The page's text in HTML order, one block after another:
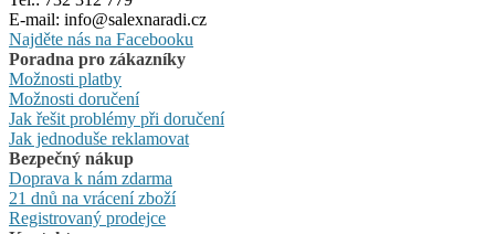
E-mail: info@salexnaradi.cz
Najděte nás na Facebooku
Poradna pro zákazníky
Možnosti platby
Možnosti doručení
Jak řešit problémy při doručení
Jak jednoduše reklamovat
Bezpečný nákup
Doprava k nám zdarma
21 dnů na vrácení zboží
Registrovaný prodejce